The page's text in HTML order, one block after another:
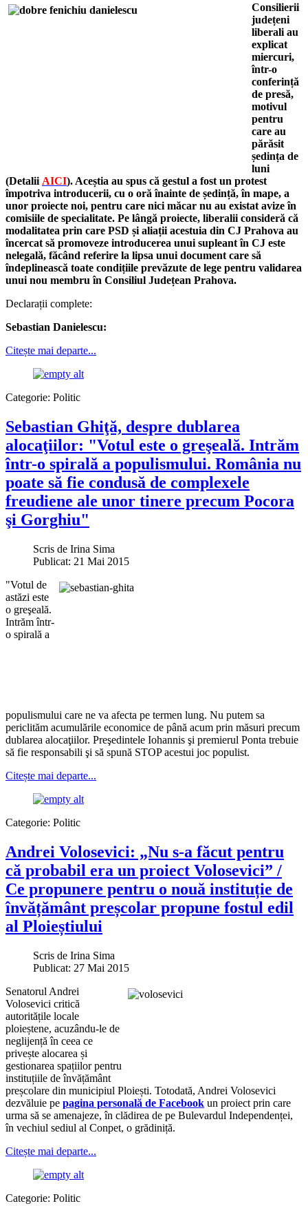
Consilierii
județeni
liberali au
explicat
miercuri,
într-o
conferință
de presă,
motivul
pentru
care au
părăsit
ședința de
luni
(Detalii AICI). Aceștia au spus că gestul a fost un protest
împotriva introducerii, cu o oră înainte de ședință, în mape, a
unor proiecte noi, pentru care nici măcar nu au existat avize în
comisiile de specialitate. Pe lângă proiecte, liberalii consideră că
modalitatea prin care PSD și aliații acestuia din CJ Prahova au
încercat să promoveze introducerea unui supleant în CJ este
nelegală, făcând referire la lipsa unui document care să
îndeplinească toate condițiile prevăzute de lege pentru validarea
unui nou membru în Consiliul Județean Prahova.
Declarații complete:
Sebastian Danielescu:
Citește mai departe...
Categorie: Politic
Sebastian Ghiţă, despre dublarea
alocaţiilor: "Votul este o greşeală. Intrăm
într-o spirală a populismului. România nu
poate să fie condusă de complexele
freudiene ale unor tinere precum Pocora
şi Gorghiu"
Scris de Irina Sima
Publicat: 21 Mai 2015
"Votul de
astăzi este
o greşeală.
Intrăm într-
o spirală a
populismului care ne va afecta pe termen lung. Nu putem sa
periclităm acumulările economice de până acum prin măsuri precum
dublarea alocaţiilor. Preşedintele Iohannis şi premierul Ponta trebuie
să fie responsabili şi să spună STOP acestui joc populist.
Citește mai departe...
Categorie: Politic
Andrei Volosevici: „Nu s-a făcut pentru
că probabil era un proiect Volosevici” /
Ce propunere pentru o nouă instituție de
învățământ preșcolar propune fostul edil
al Ploieștiului
Scris de Irina Sima
Publicat: 27 Mai 2015
Senatorul Andrei
Volosevici critică
autoritățile locale
ploieștene, acuzându-le de
neglijență în ceea ce
privește alocarea și
gestionarea spațiilor pentru
instituțiile de învățământ
preșcolare din municipiul Ploiești. Totodată, Andrei Volosevici
dezvăluie pe pagina personală de Facebook un proiect prin care
urma să se amenajeze, în clădirea de pe Bulevardul Independenței,
în vechiul sediul al Conpet, o grădiniță.
Citește mai departe...
Categorie: Politic